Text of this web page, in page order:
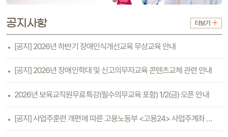
공지사항 더보기
[공지] 2026년 하반기 장애인식개선교육 무상교육 안내
[공지] 2026년 장애인학대 및 신고의무자교육 콘텐츠교체 관련 안내
2026년 보육교직원무료특강(필수의무교육 포함) 1/2(금) 오픈 안내
[공지] 사업주훈련 개편에 따른 고용노동부 <고용24> 사업주계좌 등록방법 안내(6.26수..